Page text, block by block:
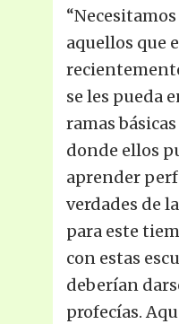
aquellos que
se les pueda
ramas
donde ellos
aprender
verdades de
para este
con estas
deberían
profecías.